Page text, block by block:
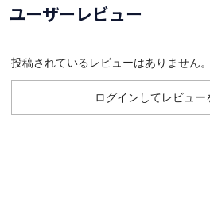
ユーザーレビュー
投稿されているレビューはありません。
ログインしてレビュー